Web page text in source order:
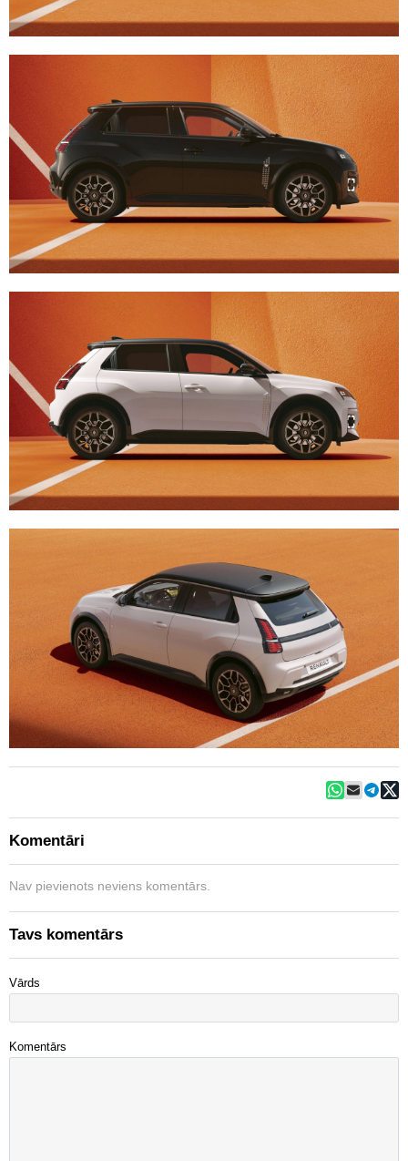
Komentāri
Nav pievienots neviens komentārs.
Tavs komentārs
Vārds
Komentārs